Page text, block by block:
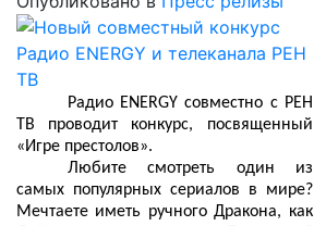
Радио ENERGY совместно с РЕН
ТВ проводит конкурс, посвященный
«Игре престолов».
Любите смотреть один из
самых популярных сериалов в мире?
Мечтаете иметь ручного Дракона, как